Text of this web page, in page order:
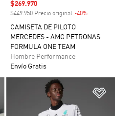
Precio de venta
$269.970
$449.950 Precio original -40%
CAMISETA DE PILOTO
MERCEDES - AMG PETRONAS
FORMULA ONE TEAM
Hombre Performance
Envío Gratis
Añadir a la lista de deseos